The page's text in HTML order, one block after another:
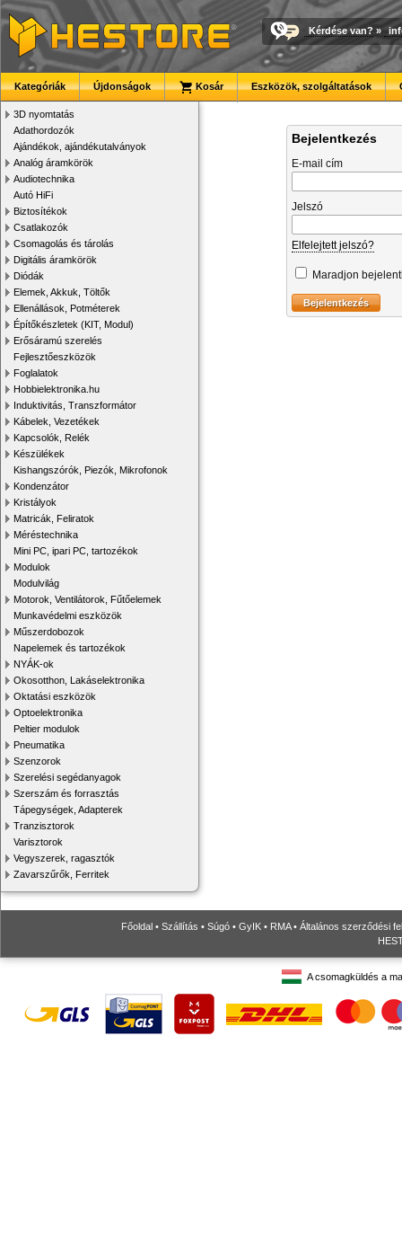
Kérdése van? »
Kategóriák Újdonságok Kosár Eszközök, szolgáltatások
3D nyomtatás
Adathordozók
Ajándékok, ajándékutalványok
Analóg áramkörök
Audiotechnika
Autó HiFi
Biztosítékok
Csatlakozók
Csomagolás és tárolás
Digitális áramkörök
Diódák
Elemek, Akkuk, Töltők
Ellenállások, Potméterek
Építőkészletek (KIT, Modul)
Erősáramú szerelés
Fejlesztőeszközök
Foglalatok
Hobbielektronika.hu
Induktivitás, Transzformátor
Kábelek, Vezetékek
Kapcsolók, Relék
Készülékek
Kishangszórók, Piezók, Mikrofonok
Kondenzátor
Kristályok
Matricák, Feliratok
Méréstechnika
Mini PC, ipari PC, tartozékok
Modulok
Modulvilág
Motorok, Ventilátorok, Fűtőelemek
Munkavédelmi eszközök
Műszerdobozok
Napelemek és tartozékok
NYÁK-ok
Okosotthon, Lakáselektronika
Oktatási eszközök
Optoelektronika
Peltier modulok
Pneumatika
Szenzorok
Szerelési segédanyagok
Szerszám és forrasztás
Tápegységek, Adapterek
Tranzisztorok
Varisztorok
Vegyszerek, ragasztók
Zavarszűrők, Ferritek
Bejelentkezés
E-mail cím
Jelszó
Elfelejtett jelszó?
Maradjon
Főoldal • Szállítás • Súgó • GyIK • RMA• Általános szerződési
A csomagküldés a